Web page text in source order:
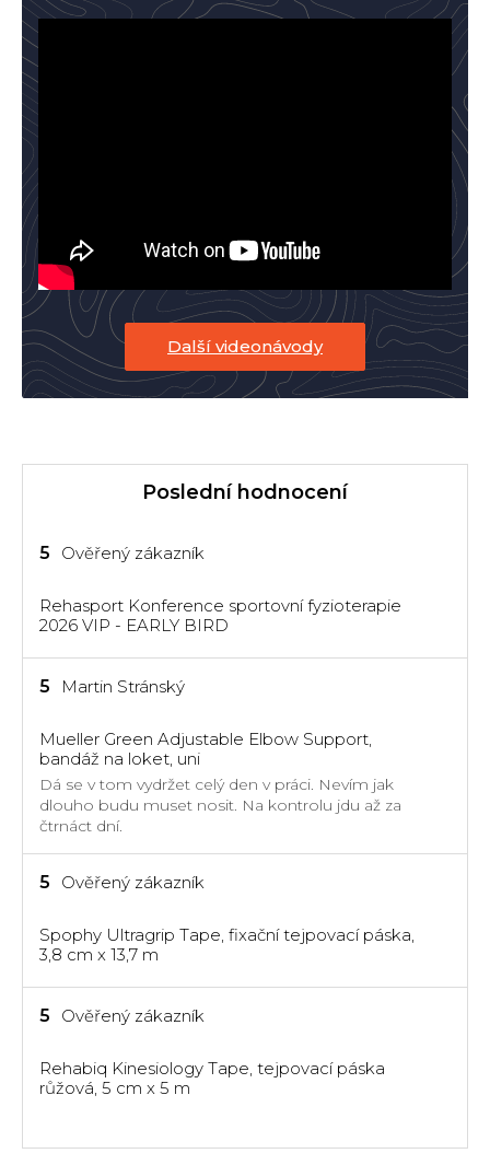
Další videonávody
Poslední hodnocení
Rehasport Konference sportovní fyzioterapie
2026 VIP - EARLY BIRD
5
Hodnocení
5
z
5
Ověřený zákazník
Mueller Green Adjustable Elbow Support,
bandáž na loket, uni
5
Hodnocení
5
z
5
hvězdiček.
Martin Stránský
Dá se v tom vydržet celý den v práci. Nevím jak
dlouho budu muset nosit. Na kontrolu jdu až za
čtrnáct dní.
Spophy Ultragrip Tape, fixační tejpovací páska,
3,8 cm x 13,7 m
5
Hodnocení
5
z
5
Ověřený zákazník
Rehabiq Kinesiology Tape, tejpovací páska
růžová, 5 cm x 5 m
5
Hodnocení
5
z
Ověřený zákazník